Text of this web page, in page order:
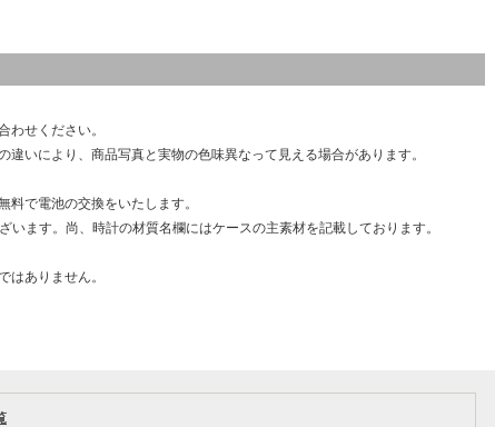
わせください。
いにより、商品写真と実物の色味異なって見える場合があります。
で電池の交換をいたします。
ます。尚、時計の材質名欄にはケースの主素材を記載しております。
はありません。